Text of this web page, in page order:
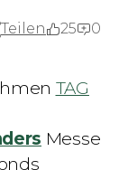
Teilen 25 0
TAG
Messe